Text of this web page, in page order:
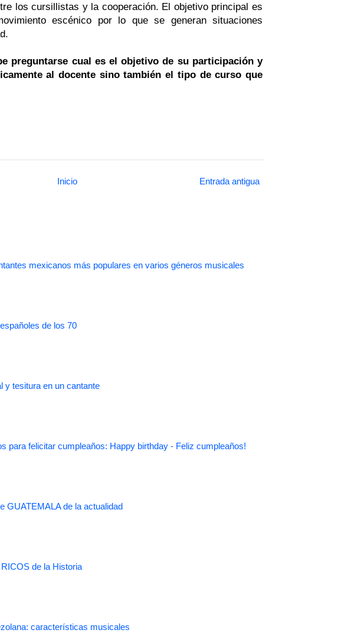
los cursillistas y la cooperación. El objetivo principal es
escénico por lo que se generan situaciones
preguntarse cual es el objetivo de su participación y
al docente sino también el tipo de curso que
Entrada antigua
Inicio
mexicanos más populares en varios géneros musicales
de los 70
y tesitura en un cantante
para felicitar cumpleaños: Happy birthday - Feliz cumpleaños!
GUATEMALA de la actualidad
de la Historia
características musicales